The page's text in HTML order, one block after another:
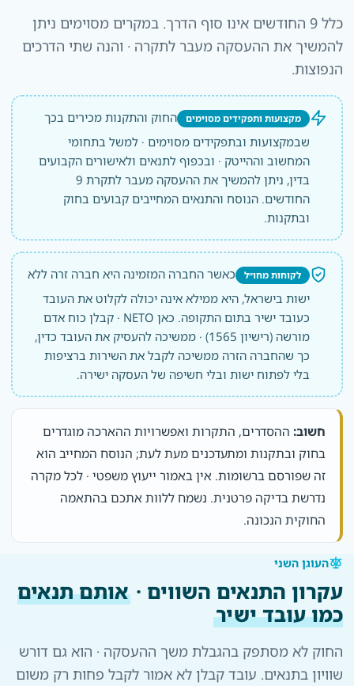
כלל 9 החודשים אינו סוף הדרך. במקרים מסוימים ניתן
להמשיך את ההעסקה מעבר לתקרה · והנה שתי הדרכים
הנפוצות.
מקצועות ותפקידים מסוימים
החוק והתקנות מכירים בכך
שבמקצועות ובתפקידים מסוימים · למשל בתחומי
המחשוב וההייטק · ובכפוף לתנאים ולאישורים הקבועים
בדין, ניתן להמשיך את ההעסקה מעבר לתקרת 9
החודשים. הנוסח והתנאים המחייבים קבועים בחוק
ובתקנות.
לקוחות מחו״ל
כאשר החברה המזמינה היא חברה זרה ללא
ישות בישראל, היא ממילא אינה יכולה לקלוט את העובד
כעובד ישיר בתום התקופה. כאן NETO · קבלן כוח אדם
מורשה (רישיון 1565) · ממשיכה להעסיק את העובד כדין,
כך שהחברה הזרה ממשיכה לקבל את השירות ברציפות
בלי לפתוח ישות ובלי חשיפה של העסקה ישירה.
חשוב: ההסדרים, התקרות ואפשרויות ההארכה מוגדרים
בחוק ובתקנות ומתעדכנים מעת לעת; הנוסח המחייב הוא
זה שפורסם ברשומות. אין באמור ייעוץ משפטי · לכל מקרה
נדרשת בדיקה פרטנית. נשמח ללוות אתכם בהתאמה
החוקית הנכונה.
העוגן השני
עקרון התנאים השווים · אותם תנאים
כמו עובד ישיר
החוק לא מסתפק בהגבלת משך ההעסקה · הוא גם דורש
שוויון בתנאים. עובד קבלן לא אמור לקבל פחות רק משום